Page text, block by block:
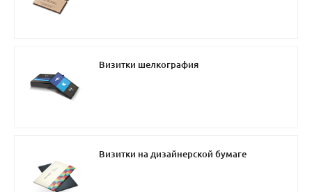
Визитки шелкография
Визитки на дизайнерской бумаге